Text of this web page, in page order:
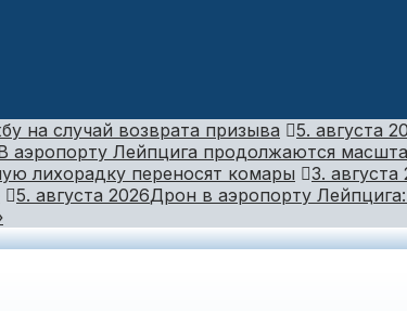
на случай возврата призыва
5. августа
аэропорту Лейпцига продолжаются
лихорадку переносят комары
3. августа
5. августа 2026Дрон в аэропорту